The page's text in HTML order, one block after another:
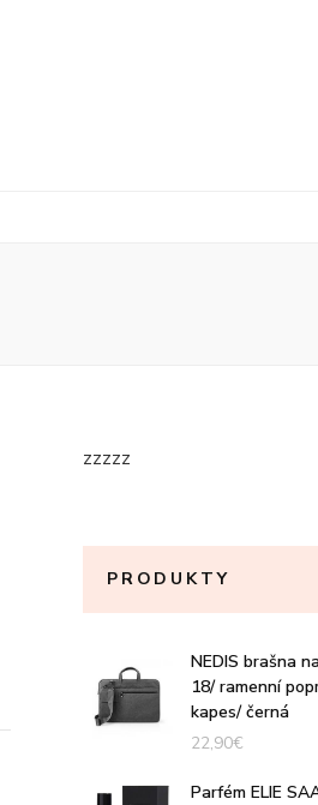
zzzzz
PRODUKTY
NEDIS brašna
18/ ramenní
kapes/ černá
22,90€
Parfém ELIE